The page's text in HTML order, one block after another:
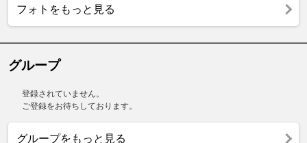
フォトをもっと見る
グループ
登録されていません。
ご登録をお待ちしております。
グループをもっと見る